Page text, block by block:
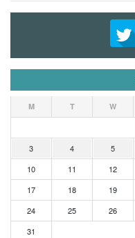
M T W
3
4 5
10
11 12
17
18 19
24
25 26
31